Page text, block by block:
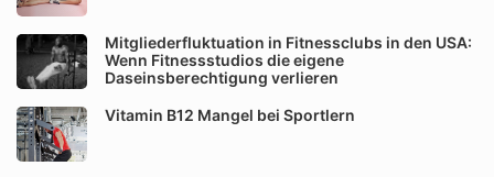
Mitgliederfluktuation in Fitnessclubs in den USA:
Wenn Fitnessstudios die eigene
Daseinsberechtigung verlieren
Vitamin B12 Mangel bei Sportlern